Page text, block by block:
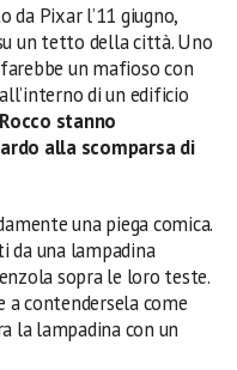
da Pixar l’11 giugno,
un tetto della città. Uno
un mafioso con
di un edificio
stanno
alla scomparsa di
una piega comica.
una lampadina
sopra le loro teste.
a contendersela come
la lampadina con un